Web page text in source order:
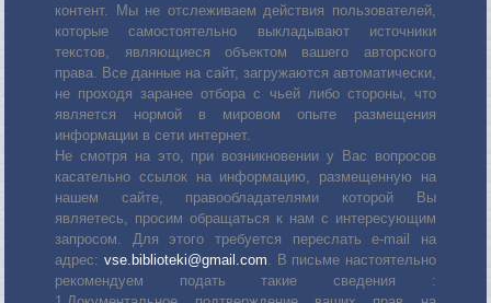
контент. Мы не отслеживаем действия пользователей,
которые самостоятельно выкладывают источники
текстов, являющиеся объектом вашего авторского
права. Все данные на сайт, загружаются автоматически,
не проходя заранее отбора с чьей либо стороны, что
является нормой в мировом опыте размещения
информации в сети интернет.
Не смотря на это, при возникновении у Вас вопросов
касательно ссылок на информацию, размещенную на
нашем сайте, правообладателями которой Вы
являетесь, просим обращаться к нам с интересующим
запросом. Для этого требуется переслать е-mail на
адрес: vse.biblioteki@gmail.com. В письме настоятельно
рекомендуем подать такие сведения :